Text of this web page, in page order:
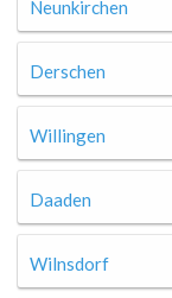
Neunkirchen
Derschen
Willingen
Daaden
Wilnsdorf